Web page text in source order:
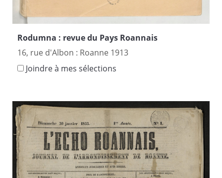
Rodumna : revue du Pays Roannais
16, rue d'Albon : Roanne 1913
Joindre à mes sélections